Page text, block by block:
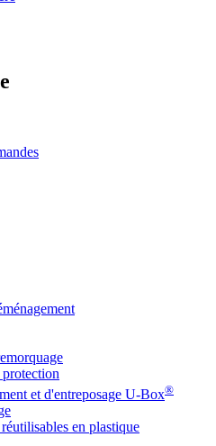
et d'entreposage U-Box®
en plastique